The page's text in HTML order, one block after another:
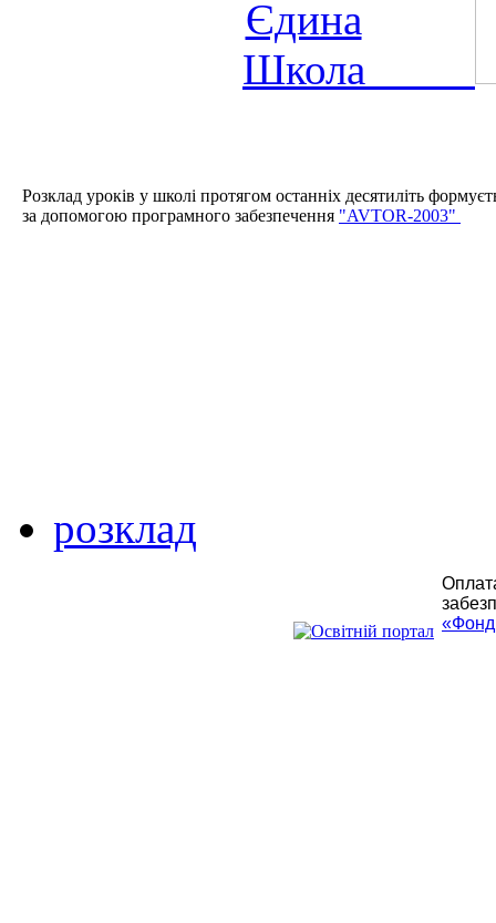
Розклад уроків у школі протягом останніх десятиліть
за допомогою програмного забезпечення "AVTOR-2003"
розклад
«Фонд